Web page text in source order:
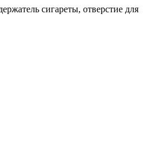
сигареты, отверстие для